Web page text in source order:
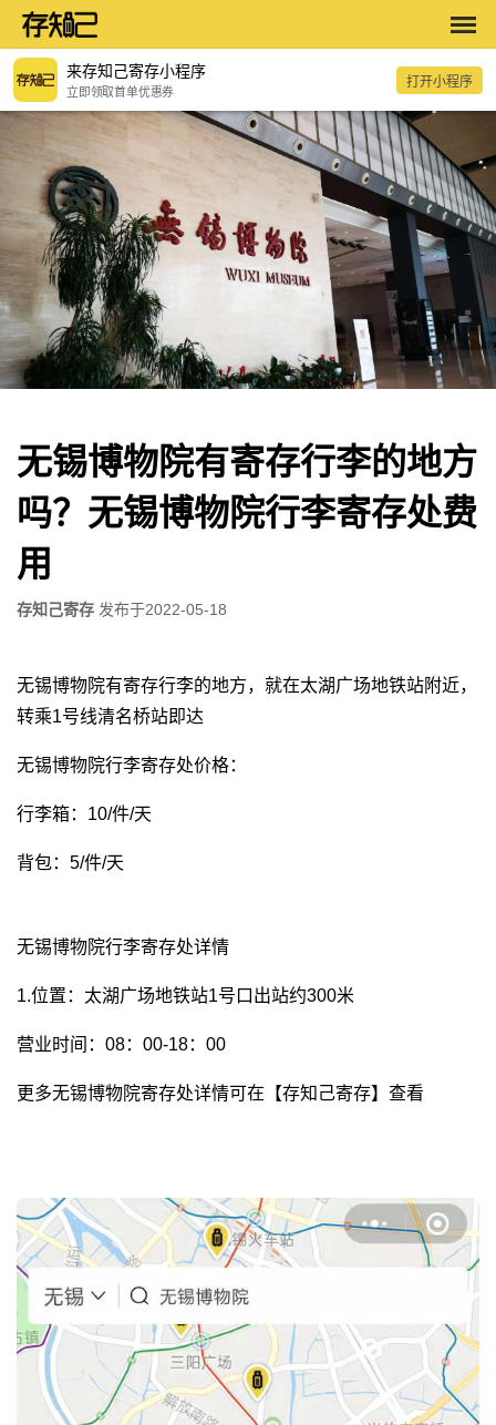
来存知己寄存小程序
立即领取首单优惠券
打开小程序
无锡博物院有寄存行李的地方
吗？无锡博物院行李寄存处费
用
存知己寄存 发布于2022-05-18
无锡博物院有寄存行李的地方，就在太湖广场地铁站附近，
转乘1号线清名桥站即达
无锡博物院行李寄存处价格：
行李箱：10/件/天
背包：5/件/天
无锡博物院行李寄存处详情
1.位置：太湖广场地铁站1号口出站约300米
营业时间：08：00-18：00
更多无锡博物院寄存处详情可在【存知己寄存】查看